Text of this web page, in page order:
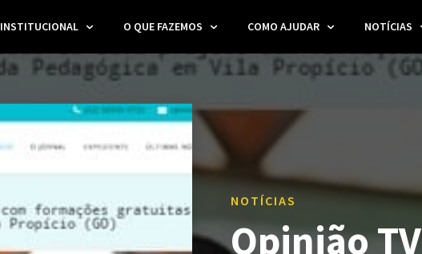
INSTITUCIONAL O QUE FAZEMOS COMO AJUDAR NOTÍCIAS
NOTÍCIAS
Opinião TV